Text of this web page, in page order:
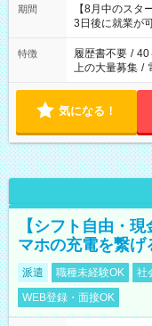
「できれば残
ね。 ※Wワーク希望の方へ 今ご覧のお仕事で希望する勤務時間
と、もう1つの
合は応募できま
期間
【8月中のス
3日後に就業が
特徴 履歴書不要 / 40
上の大量募集 /
気になる！
【シフト自由・
マホの充電を繋げ
派遣 職種未経験OK 社
WEB登録・面接OK